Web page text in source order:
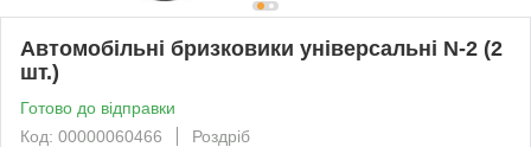
Автомобільні бризковики універсальні N-2 (2
шт.)
Готово до відправки
Код: 00000060466
Роздріб